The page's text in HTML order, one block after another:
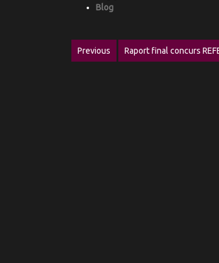
Blog
Navigare
Previous
Previous
Raport final concurs